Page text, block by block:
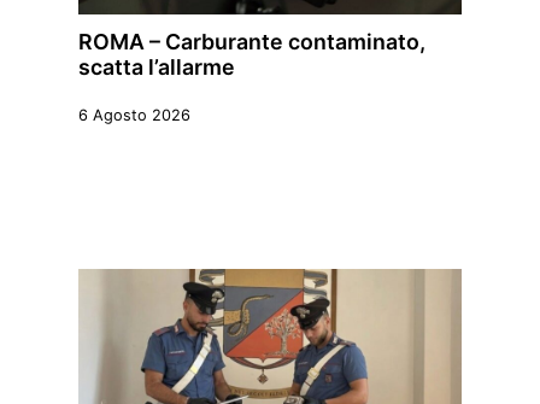
ROMA – Carburante contaminato,
scatta l’allarme
6 Agosto 2026